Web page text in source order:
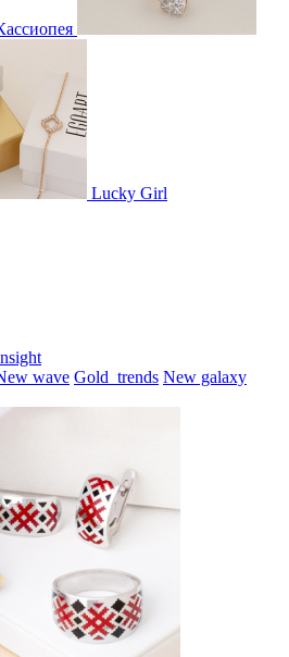
Lucky Girl
wave Gold_trends New galaxy